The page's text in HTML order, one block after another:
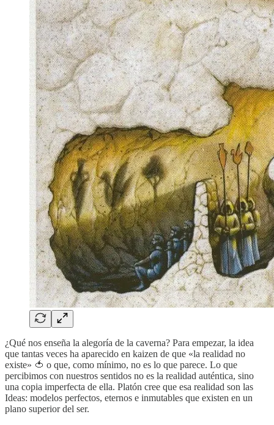
¿Qué nos enseña la alegoría de la caverna? Para empezar, la idea
que tantas veces ha aparecido en kaizen de que «la realidad no
existe» 🍅 o que, como mínimo, no es lo que parece. Lo que
percibimos con nuestros sentidos no es la realidad auténtica, sino
una copia imperfecta de ella. Platón cree que esa realidad son las
Ideas: modelos perfectos, eternos e inmutables que existen en un
plano superior del ser.